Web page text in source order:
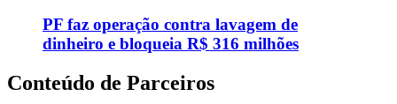
PF faz operação contra lavagem de
dinheiro e bloqueia R$ 316 milhões
Conteúdo de Parceiros